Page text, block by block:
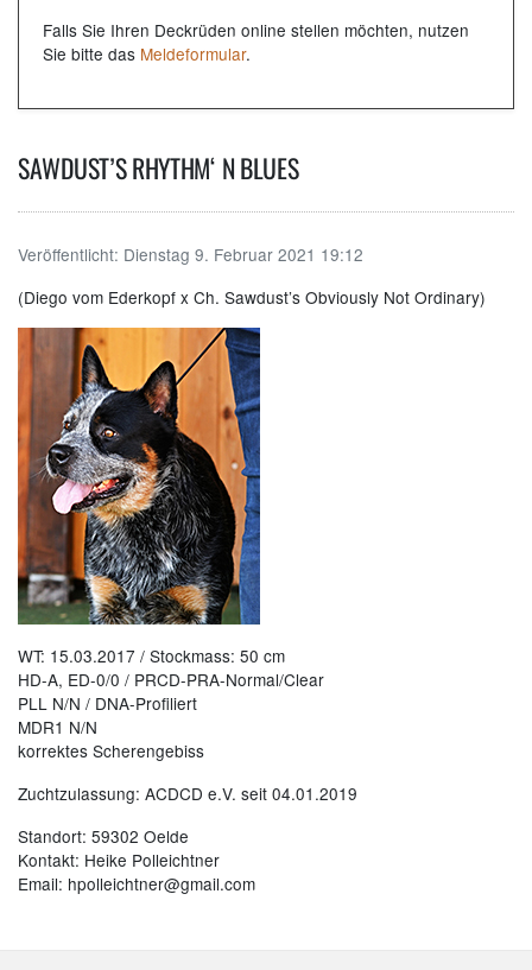
Falls Sie Ihren Deckrüden online stellen möchten, nutzen
Sie bitte das Meldeformular.
SAWDUST’S RHYTHM‘ N BLUES
Veröffentlicht: Dienstag 9. Februar 2021 19:12
(Diego vom Ederkopf x Ch. Sawdust’s Obviously Not Ordinary)
WT: 15.03.2017 / Stockmass: 50 cm
HD-A, ED-0/0 / PRCD-PRA-Normal/Clear
PLL N/N / DNA-Profiliert
MDR1 N/N
korrektes Scherengebiss
Zuchtzulassung: ACDCD e.V. seit 04.01.2019
Standort: 59302 Oelde
Kontakt: Heike Polleichtner
Email: hpolleichtner@gmail.com